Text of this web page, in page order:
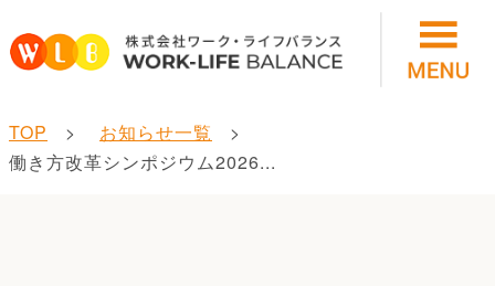
TOP
お知らせ一覧
働き方改革シンポジウム2026...